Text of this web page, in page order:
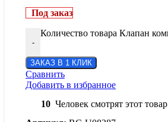
Под заказ
-
Количество товара Клапан
ЗАКАЗ В 1 КЛИК
Сравнить
Добавить в избранное
10 Человек смотрят этот